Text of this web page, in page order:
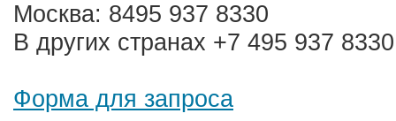
Москва: 8495 937 8330
В других странах +7 495 937 8330
Форма для запроса